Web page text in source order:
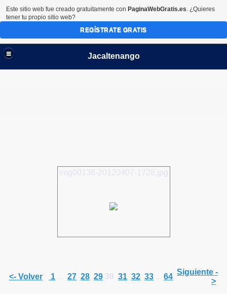
Jacaltenango
img00138-20120407-1728.jpg
<- Volver 1 ... 27 28 29 30 31 32 33 ... 64
Siguiente -
>
Este sitio web fue creado gratuitamente con PaginaWebGratis.es. ¿Quieres
tener tu propio sitio web?
REGÍSTRATE GRATIS